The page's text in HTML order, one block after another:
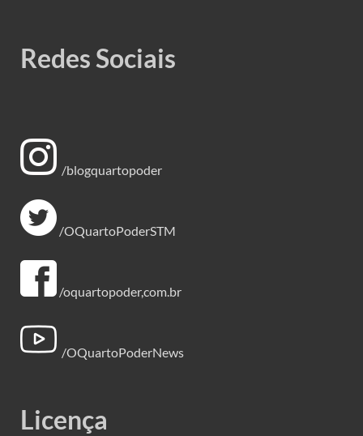
Redes Sociais
/blogquartopoder
/OQuartoPoderSTM
/oquartopoder,com.br
/OQuartoPoderNews
Licença